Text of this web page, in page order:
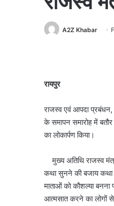
A2Z Khabar
रायपुर
राजस्व एवं आपदा प्रबंधन,
के समापन समारोह में
का लोकार्पण किया।
मुख्य अतिथि राजस्व
कथा सुनने की बजाय कथा
माताओं को कौशल्या बनना
आत्मसात करने का लोगों से